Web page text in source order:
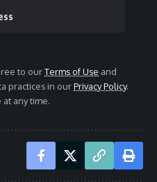
to ourTerms of Use and
practices in ourPrivacy Policy.
at any time.